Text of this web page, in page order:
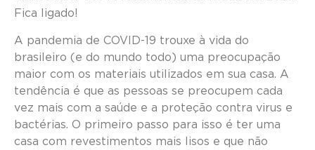
Fica ligado!
A pandemia de COVID-19 trouxe à vida do
brasileiro (e do mundo todo) uma preocupação
maior com os materiais utilizados em sua casa. A
tendência é que as pessoas se preocupem cada
vez mais com a saúde e a proteção contra virus e
bactérias. O primeiro passo para isso é ter uma
casa com revestimentos mais lisos e que não